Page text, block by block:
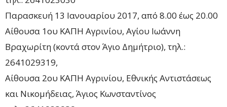
Παρασκευή 13 Ιανουαρίου 2017, από 8.00 έως 20.00
Αίθουσα 1ου ΚΑΠΗ Αγρινίου, Αγίου Ιωάννη
Βραχωρίτη (κοντά στον Άγιο Δημήτριο), τηλ.:
2641029319,
Αίθουσα 2ου ΚΑΠΗ Αγρινίου, Εθνικής Αντιστάσεως
και Νικομήδειας, Άγιος Κωνσταντίνος